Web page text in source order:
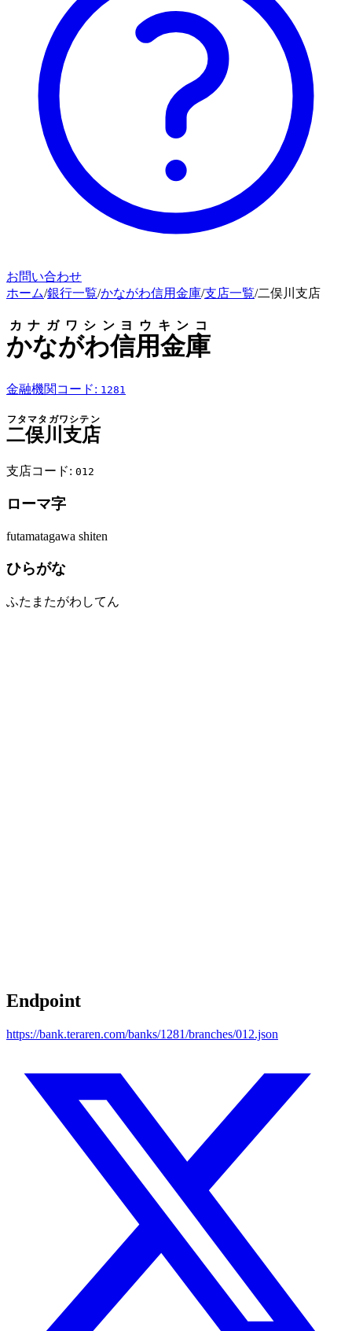
お問い合わせ
ホーム/銀行一覧/かながわ信用金庫/支店一覧/二俣川支店
かながわ信用金庫
カナガワシンヨウキンコ
金融機関コード: 1281
二俣川支店
フタマタガワシテン
支店コード: 012
ローマ字
futamatagawa shiten
ひらがな
ふたまたがわしてん
Endpoint
https://bank.teraren.com/banks/1281/branches/012.json